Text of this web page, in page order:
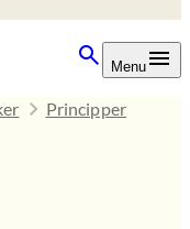
Menu
Principper
9. februar 2026